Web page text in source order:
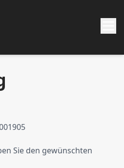
Sie den gewünschten